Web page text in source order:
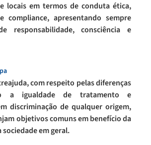
locais em termos de conduta ética,
compliance, apresentando sempre
responsabilidade, consciência e
com respeito pelas diferenças
a igualdade de tratamento e
discriminação de qualquer origem,
objetivos comuns em benefício da
em geral.